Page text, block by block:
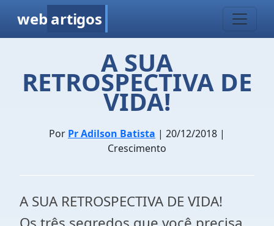
web artigos
A SUA
RETROSPECTIVA DE
VIDA!
Por Pr Adilson Batista | 20/12/2018 |
Crescimento
A SUA RETROSPECTIVA DE VIDA!